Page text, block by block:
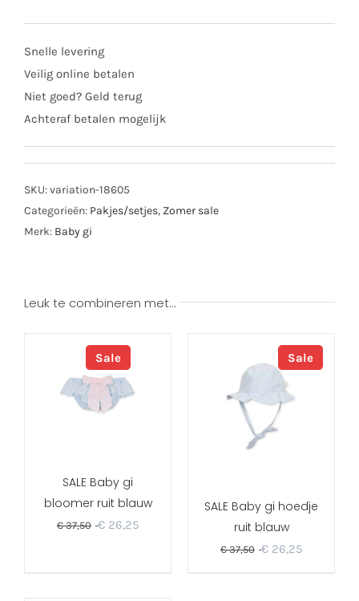
Snelle levering
Veilig online betalen
Niet goed? Geld terug
Achteraf betalen mogelijk
SKU:variation-18605
Categorieën: Pakjes/setjes, Zomer sale
Merk: Baby gi
Leuk te combineren met…
Sale
SALE Baby gi
bloomer ruit blauw
€37,50 € 26,25
Sale
SALE Baby gi hoedje
ruit blauw
€37,50 € 26,25